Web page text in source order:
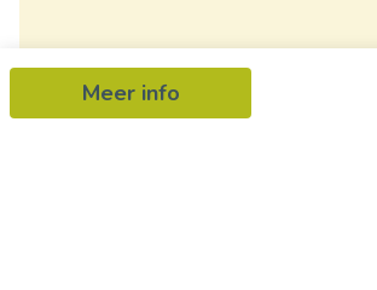
Meer info
Ontvang als eerste
aanbod in je